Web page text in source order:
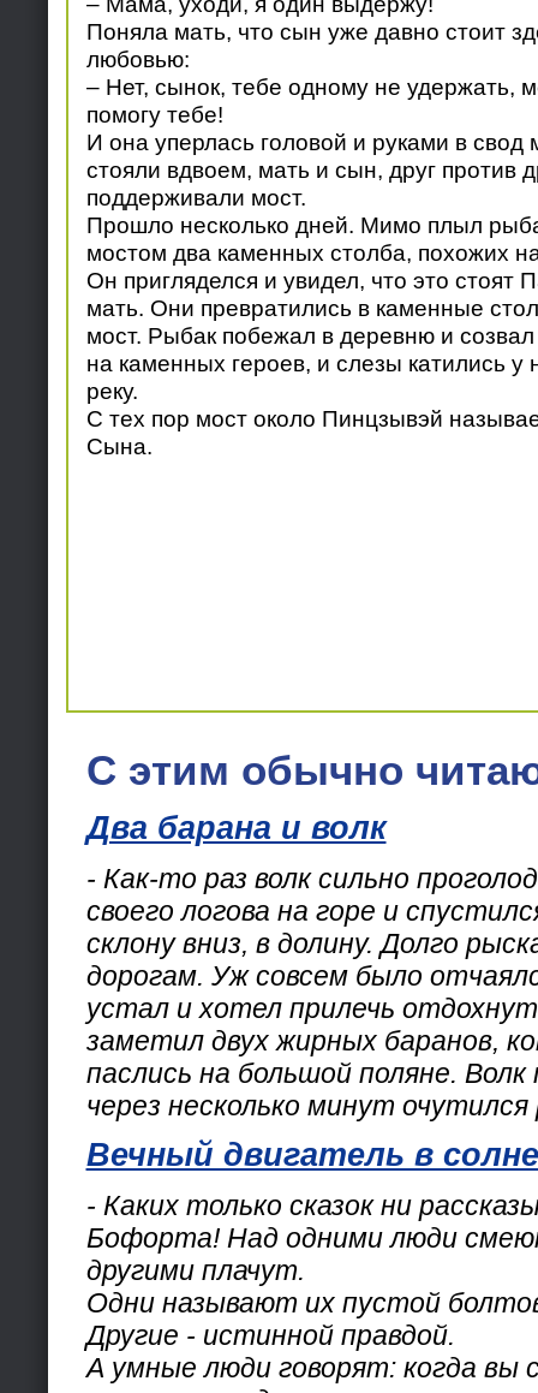
Поняла мать, что сын уже давно стоит
любовью:
– Нет, сынок, тебе одному не удержать,
помогу тебе!
И она уперлась головой и руками в свод
стояли вдвоем, мать и сын, друг против
поддерживали мост.
Прошло несколько дней. Мимо плыл
мостом два каменных столба, похожих
Он пригляделся и увидел, что это стоят
мать. Они превратились в каменные
мост. Рыбак побежал в деревню и
на каменных героев, и слезы катились у
реку.
С тех пор мост около Пинцзывэй
Сына.
С этим обычно
Два барана и волк
- Как-то раз волк сильно
своего логова на горе и
склону вниз, в долину. Долго
дорогам. Уж совсем было
устал и хотел прилечь
заметил двух жирных баранов,
паслись на большой поляне.
через несколько минут
Вечный двигатель в
- Каких только сказок ни
Бофорта! Над одними люди
другими плачут.
Одни называют их пустой
Другие - истинной правдой.
А умные люди говорят: когда вы